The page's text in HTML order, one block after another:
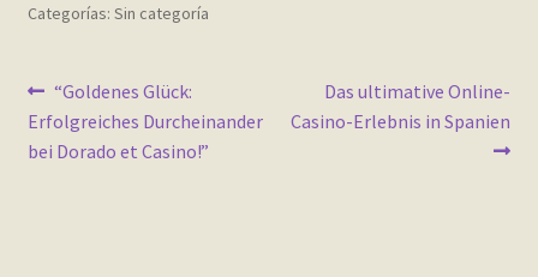
Categorías: Sin categoría
Navegación
de
Anterior:
“Goldenes Glück:
Erfolgreiches Durcheinander
bei Dorado et Casino!”
Siguiente:
Das ultimative Online-
Casino-Erlebnis in Spanien